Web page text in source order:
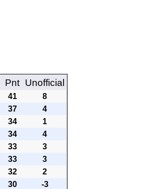
Pnt Unofficial
41
8
37
4
34
1
34
4
33
3
33
3
32
2
30
-3